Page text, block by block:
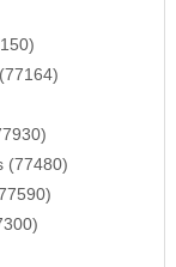
(77480)